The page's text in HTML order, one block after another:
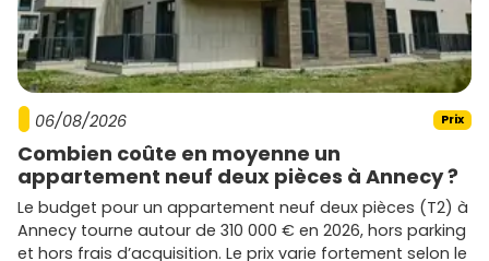
06/08/2026 Prix
Combien coûte en moyenne un
appartement neuf deux pièces à Annecy ?
Le budget pour un appartement neuf deux pièces (T2) à
Annecy tourne autour de 310 000 € en 2026, hors parking
et hors frais d’acquisition. Le prix varie fortement selon le